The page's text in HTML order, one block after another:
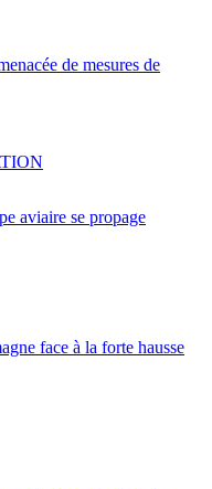
de mesures de
aviaire se propage
face à la forte hausse